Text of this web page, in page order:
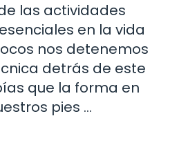
las actividades
en la vida
nos detenemos
detrás de este
que la forma en
pies …